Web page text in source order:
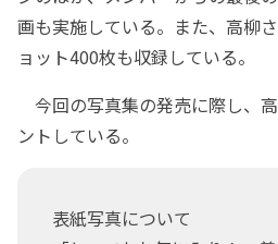
画も実施している。また、高柳
ョット400枚も収録している。
今回の写真集の発売に際し、
ントしている。
表紙写真について